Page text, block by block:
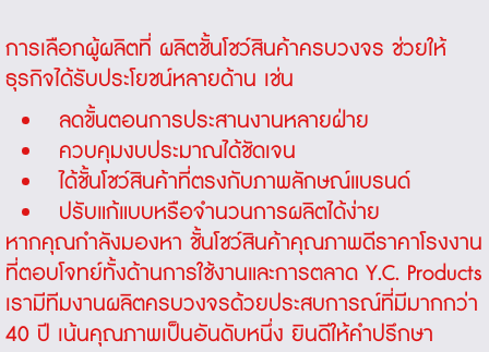
การเลือกผู้ผลิตที่ ผลิตชั้นโชว์สินค้าครบวงจร ช่วยให้
ธุรกิจได้รับประโยชน์หลายด้าน เช่น
ลดขั้นตอนการประสานงานหลายฝ่าย
ควบคุมงบประมาณได้ชัดเจน
ได้ชั้นโชว์สินค้าที่ตรงกับภาพลักษณ์แบรนด์
ปรับแก้แบบหรือจำนวนการผลิตได้ง่าย
หากคุณกำลังมองหา ชั้นโชว์สินค้าคุณภาพดีราคาโรงงาน
ที่ตอบโจทย์ทั้งด้านการใช้งานและการตลาด Y.C. Products
เรามีทีมงานผลิตครบวงจรด้วยประสบการณ์ที่มีมากกว่า
40 ปี เน้นคุณภาพเป็นอันดับหนึ่ง ยินดีให้คำปรึกษา